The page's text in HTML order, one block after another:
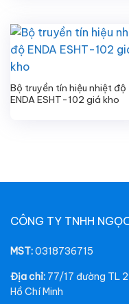
Bộ truyền tín hiệu nhiệt độ
ENDA ESHT-102 giá kho
CÔNG TY TNHH
MST:0318736715
Địa chỉ: 77/17 đường TL
Hồ Chí Minh